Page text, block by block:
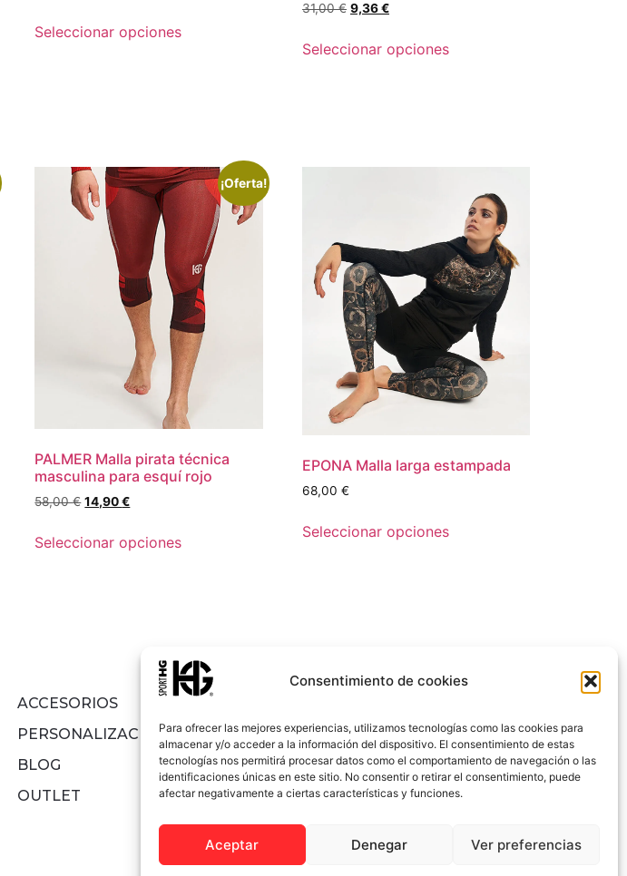
Consentimiento de cookies
Para ofrecer las mejores experiencias, utilizamos tecnologías como las cookies para
almacenar y/o acceder a la información del dispositivo. El consentimiento de estas
tecnologías nos permitirá procesar datos como el comportamiento de navegación o las
identificaciones únicas en este sitio. No consentir o retirar el consentimiento, puede
afectar negativamente a ciertas características y funciones.
Aceptar Denegar Ver preferencias
Seleccionar opciones
31,00€ 9,36€
Seleccionar opciones
¡Oferta!
PALMER Malla pirata técnica
masculina para esquí rojo
58,00€ 14,90€
Seleccionar opciones
EPONA Malla larga estampada
68,00€
Seleccionar opciones
ACCESORIOS
PERSONALIZACIONES
BLOG
OUTLET